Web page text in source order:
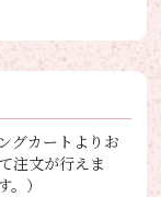
グカートよりお
注文が行えま
）